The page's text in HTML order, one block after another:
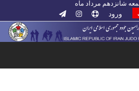
شانزدهم مرداد ماه
ورود